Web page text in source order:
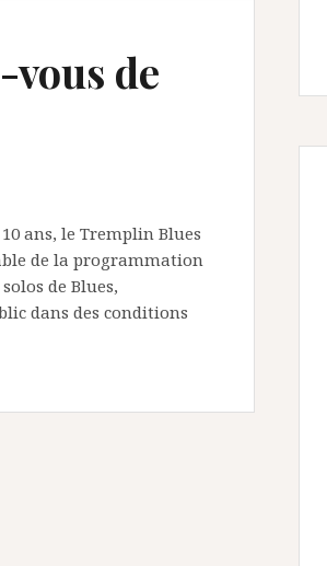
de
ans, le Tremplin Blues
de la programmation
de Blues,
dans des conditions